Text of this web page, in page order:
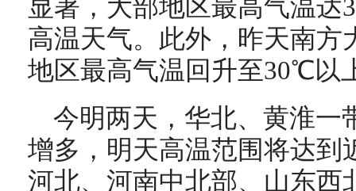
显著，大部地区最高气温
高温天气。此外，昨天南方
地区最高气温回升至30℃以
今明两天，华北、黄淮一
增多，明天高温范围将达到
河北、河南中北部、山东西